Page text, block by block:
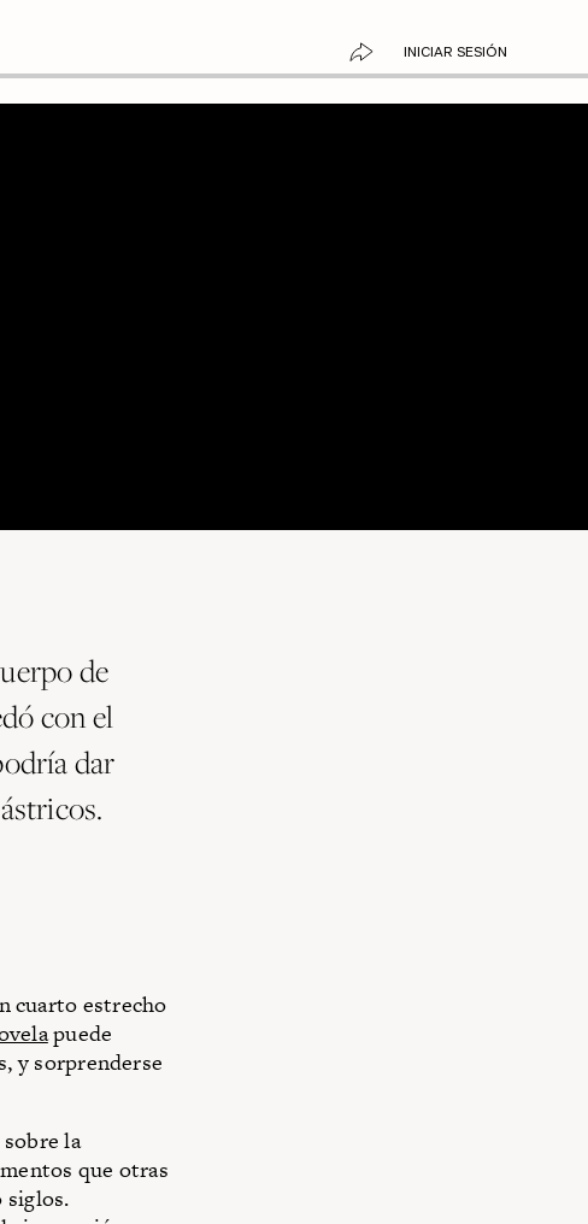
INICIAR SESIÓN
de
con el
dar
cuarto estrecho
puede
y sorprenderse
la
que otras
siglos.